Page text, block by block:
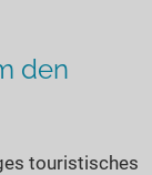
den
touristisches